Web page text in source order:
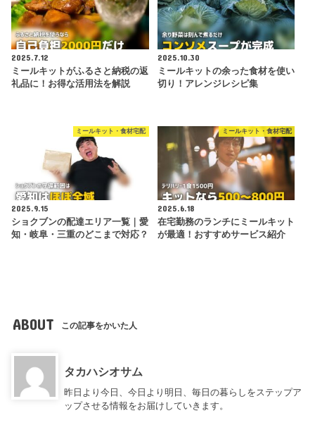
2025.7.12
ミールキットがふるさと納税の返
礼品に！お得な活用法を解説
2025.10.30
ミールキットの余った食材を使い
切り！アレンジレシピ集
ミールキット・食材宅配
2025.9.15
ショクブンの配達エリア一覧｜愛
知・岐阜・三重のどこまで対応？
ミールキット・食材宅配
2025.6.18
在宅勤務のランチにミールキット
が最適！おすすめサービス紹介
ABOUT この記事をかいた人
タカハシオサム
昨日より今日、今日より明日、毎日の暮らしをステップア
ップさせる情報をお届けしていきます。